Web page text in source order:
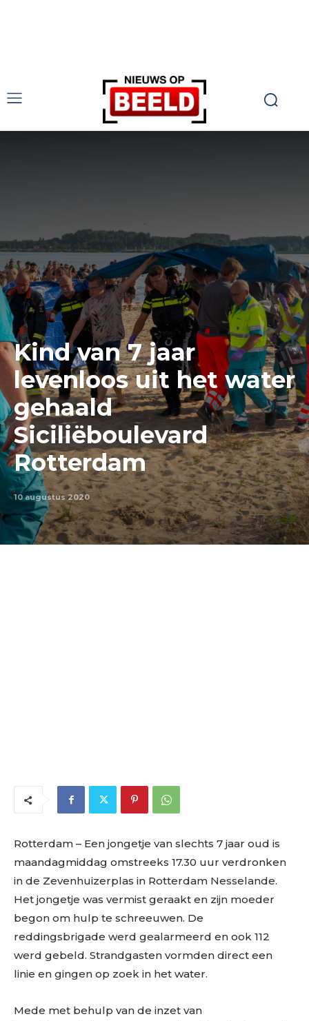
Kind van 7 jaar
levenloos uit het water
gehaald
Siciliëboulevard
Rotterdam
10 augustus 2020
Rotterdam – Een jongetje van slechts 7 jaar oud is
maandagmiddag omstreeks 17.30 uur verdronken
in de Zevenhuizerplas in Rotterdam Nesselande.
Het jongetje was vermist geraakt en zijn moeder
begon om hulp te schreeuwen. De
reddingsbrigade werd gealarmeerd en ook 112
werd gebeld. Strandgasten vormden direct een
linie en gingen op zoek in het water.
Mede met behulp van de inzet van